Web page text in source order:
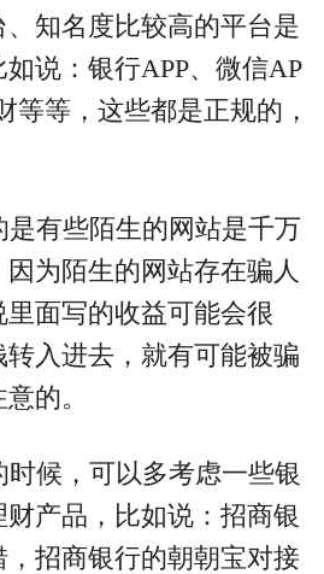
知名度比较高的平台是
说：银行APP、微信AP
等等，这些都是正规的，
是有些陌生的网站是千万
为陌生的网站存在骗人
面写的收益可能会很
入进去，就有可能被骗
的。
时候，可以多考虑一些银
产品，比如说：招商银
招商银行的朝朝宝对接